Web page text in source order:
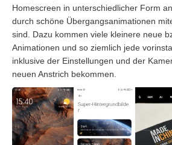
Homescreen in unterschiedlicher Form
durch schöne Übergangsanimationen
sind. Dazu kommen viele kleinere neue
Animationen und so ziemlich jede
inklusive der Einstellungen und der
neuen Anstrich bekommen.